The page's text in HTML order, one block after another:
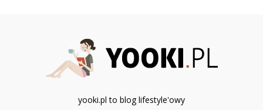
yooki.pl to blog lifestyle'owy